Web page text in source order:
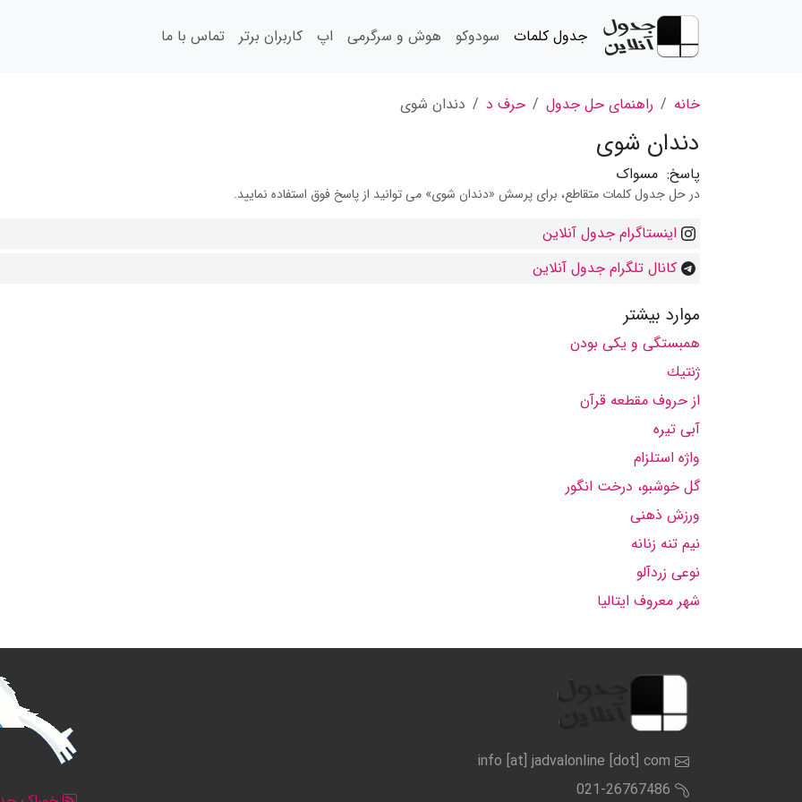
جدول کلمات سودوکو هوش و سرگرمی اپ کاربران برتر تماس با ما
خانه راهنمای حل جدول حرف د دندان شوی
دندان شوی
پاسخ: مسواک
در حل جدول کلمات متقاطع، برای پرسش «دندان شوی» می توانید از پاسخ فوق استفاده نمایید.
اینستاگرام جدول آنلاین
کانال تلگرام جدول آنلاین
موارد بیشتر
همبستگی و یكی بودن
ژنتیك
از حروف مقطعه قرآن
آبی تیره
واژه استلزام
گل خوشبو، درخت انگور
ورزش ذهنی
نیم تنه زنانه
نوعی زردآلو
شهر معروف ایتالیا
info [at] jadvalonline [dot] com
021-26767486